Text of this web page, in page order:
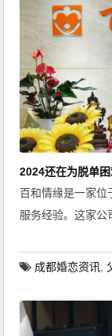
2024还在为脱单
百和情缘是一家位
服务经验。这家公
成都婚恋资讯